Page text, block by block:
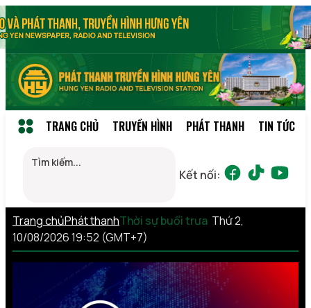
TRANG CHỦ TRUYỀN HÌNH PHÁT THANH TIN TỨC
Kết nối:
Trang chủPhát thanhThời sự buổi trưa Thứ 2,
10/08/2026 19:52 (GMT+7)